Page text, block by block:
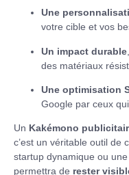
Une
votre cible et vos
Un impact durable
des matériaux
Une optimisation
Google par ceux
Un Kakémono
c’est un véritable outil de
startup dynamique ou
permettra de rester